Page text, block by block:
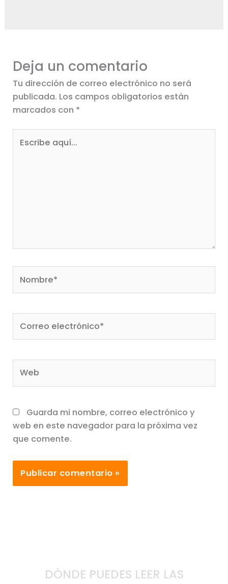
Deja un comentario
Tu dirección de correo electrónico no será
publicada. Los campos obligatorios están
marcados con *
aquí...
electrónico*
Guarda mi nombre, correo electrónico y
web en este navegador para la próxima vez
que comente.
DÓNDE PUEDES LEER LAS